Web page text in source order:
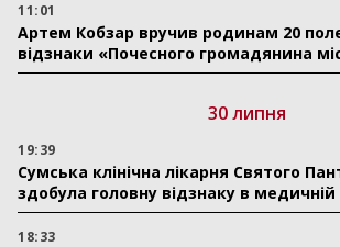
11:01
Артем Кобзар вручив родинам 20
відзнаки «Почесного громадянина
30 липня
19:39
Сумська клінічна лікарня Святого
здобула головну відзнаку в медичній
18:33